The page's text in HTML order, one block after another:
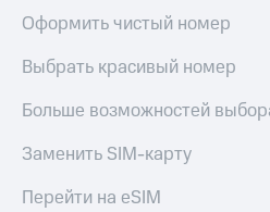
Оформить чистый номер
Выбрать красивый номер
Больше возможностей
Заменить SIM-карту
Перейти на eSIM